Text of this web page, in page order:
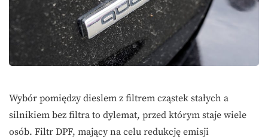
Wybór pomiędzy dieslem z filtrem cząstek stałych a
silnikiem bez filtra to dylemat, przed którym staje wiele
osób. Filtr DPF, mający na celu redukcję emisji